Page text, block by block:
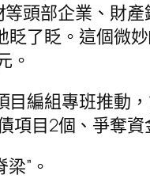
頭部企業、財產
眨了眨。這個微
。
目編組專班推動
項目2個、爭奪資
”。